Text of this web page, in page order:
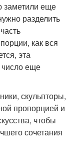
заметили еще
разделить
как вся
эта
число еще
скульпторы,
пропорцией и
чтобы
сочетания